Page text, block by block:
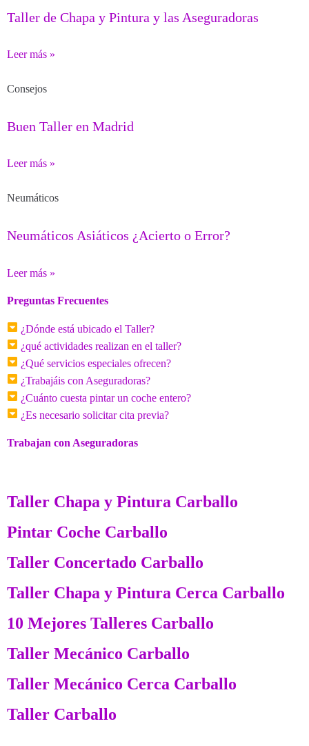
Taller de Chapa y Pintura y las Aseguradoras
Leer más »
Consejos
Buen Taller en Madrid
Leer más »
Neumáticos
Neumáticos Asiáticos ¿Acierto o Error?
Leer más »
Preguntas Frecuentes
¿Dónde está ubicado el Taller?
¿qué actividades realizan en el taller?
¿Qué servicios especiales ofrecen?
¿Trabajáis con Aseguradoras?
¿Cuánto cuesta pintar un coche entero?
¿Es necesario solicitar cita previa?
Trabajan con Aseguradoras
Taller Chapa y Pintura Carballo
Pintar Coche Carballo
Taller Concertado Carballo
Taller Chapa y Pintura Cerca Carballo
10 Mejores Talleres Carballo
Taller Mecánico Carballo
Taller Mecánico Cerca Carballo
Taller Carballo